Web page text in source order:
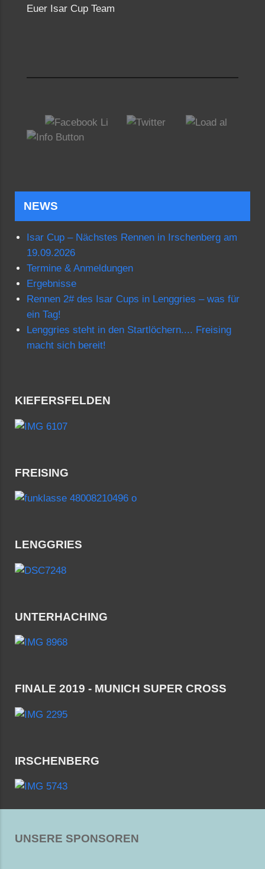
Euer Isar Cup Team
NEWS
Isar Cup – Nächstes Rennen in Irschenberg am
19.09.2026
Termine & Anmeldungen
Ergebnisse
Rennen 2# des Isar Cups in Lenggries – was für
ein Tag!
Lenggries steht in den Startlöchern.... Freising
macht sich bereit!
KIEFERSFELDEN
FREISING
LENGGRIES
UNTERHACHING
FINALE 2019 - MUNICH SUPER CROSS
IRSCHENBERG
UNSERE SPONSOREN